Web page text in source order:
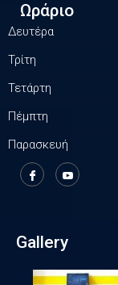
Ωράριο
Δευτέρα
Τρίτη
Τετάρτη
Πέμπτη
Παρασκευή
Gallery